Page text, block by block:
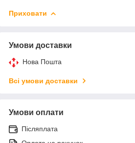
Приховати
Умови доставки
Нова Пошта
Всі умови доставки
Умови оплати
Післяплата